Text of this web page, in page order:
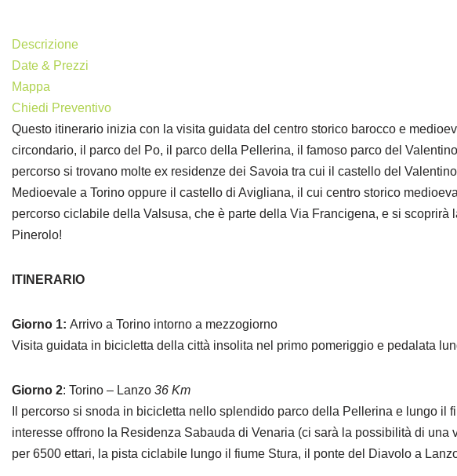
Descrizione
Date & Prezzi
Mappa
Chiedi Preventivo
Questo itinerario inizia con la visita guidata del centro storico barocco e
circondario, il parco del Po, il parco della Pellerina, il famoso parco del
percorso si trovano molte ex residenze dei Savoia tra cui il castello del
Medioevale a Torino oppure il castello di Avigliana, il cui centro storico
percorso ciclabile della Valsusa, che è parte della Via Francigena, e si
Pinerolo!
ITINERARIO
Giorno 1: Arrivo a Torino intorno a mezzogiorno
Visita guidata in bicicletta della città insolita nel primo pomeriggio e pedalata
Giorno 2: Torino – Lanzo 36 Km
Il percorso si snoda in bicicletta nello splendido parco della Pellerina e lungo
interesse offrono la Residenza Sabauda di Venaria (ci sarà la possibilità di
per 6500 ettari, la pista ciclabile lungo il fiume Stura, il ponte del Diavolo a